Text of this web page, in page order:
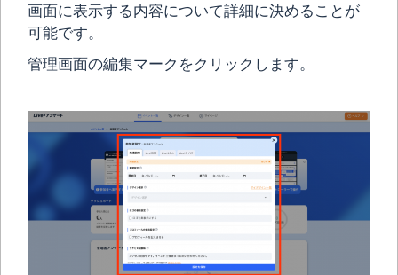
画面に表示する内容について詳細に決めることが
可能です。
管理画面の編集マークをクリックします。